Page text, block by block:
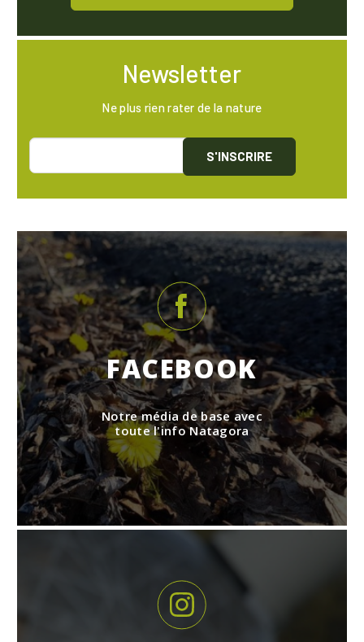
Newsletter
Ne plus rien rater de la nature
S'INSCRIRE
FACEBOOK
Notre média de base avec
toute l'info Natagora